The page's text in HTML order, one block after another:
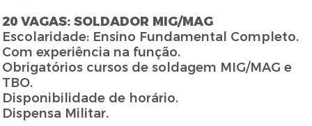
20 VAGAS: SOLDADOR MIG/MAG
Escolaridade: Ensino Fundamental Completo.
Com experiência na função.
Obrigatórios cursos de soldagem MIG/MAG e
TBO.
Disponibilidade de horário.
Dispensa Militar.